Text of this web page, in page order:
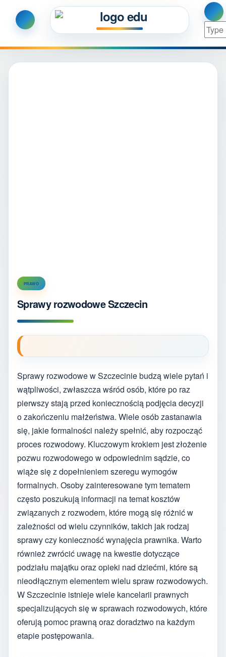
PRAWO
Sprawy rozwodowe Szczecin
Sprawy rozwodowe w Szczecinie budzą wiele pytań i
wątpliwości, zwłaszcza wśród osób, które po raz
pierwszy stają przed koniecznością podjęcia decyzji
o zakończeniu małżeństwa. Wiele osób zastanawia
się, jakie formalności należy spełnić, aby rozpocząć
proces rozwodowy. Kluczowym krokiem jest złożenie
pozwu rozwodowego w odpowiednim sądzie, co
wiąże się z dopełnieniem szeregu wymogów
formalnych. Osoby zainteresowane tym tematem
często poszukują informacji na temat kosztów
związanych z rozwodem, które mogą się różnić w
zależności od wielu czynników, takich jak rodzaj
sprawy czy konieczność wynajęcia prawnika. Warto
również zwrócić uwagę na kwestie dotyczące
podziału majątku oraz opieki nad dziećmi, które są
nieodłącznym elementem wielu spraw rozwodowych.
W Szczecinie istnieje wiele kancelarii prawnych
specjalizujących się w sprawach rozwodowych, które
oferują pomoc prawną oraz doradztwo na każdym
etapie postępowania.